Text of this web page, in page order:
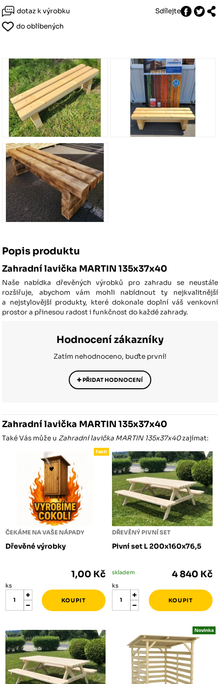
dotaz k výrobku
Sdílejte
do oblíbených
Popis produktu
Zahradní lavička MARTIN 135x37x40
Naše nabídka dřevěných výrobků pro zahradu se neustále
rozšiřuje, abychom vám mohli nabídnout ty nejkvalitnější
a nejstylovější produkty, které dokonale doplní váš venkovní
prostor a přinesou radost i funkčnost do každé zahrady.
Hodnocení zákazníky
Zatím nehodnoceno, buďte první!
PŘIDAT HODNOCENÍ
Zahradní lavička MARTIN 135x37x40
Také Vás může u Zahradní lavička MARTIN 135x37x40zajímat:
ČEKÁME NA VAŠE NÁPADY
Dřevěné výrobky
Fakt!
1,00 Kč
ks
DŘEVĚNÝ PIVNÍ SET
Pivní set L 200x160x76,5
skladem 4 840 Kč
ks
Novinka